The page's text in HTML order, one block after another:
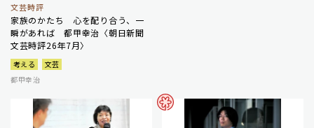
文芸時評
家族のかたち 心を配り合う、一
瞬があれば 都甲幸治〈朝日新聞
文芸時評26年7月〉
考える
文芸
都甲幸治